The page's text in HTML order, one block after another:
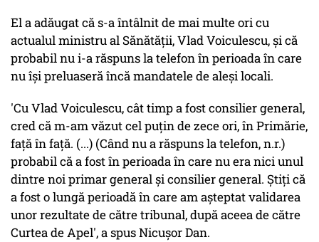
El a adăugat că s-a întâlnit de mai multe ori cu
actualul ministru al Sănătăţii, Vlad Voiculescu, şi că
probabil nu i-a răspuns la telefon în perioada în care
nu îşi preluaseră încă mandatele de aleşi locali.
'Cu Vlad Voiculescu, cât timp a fost consilier general,
cred că m-am văzut cel puţin de zece ori, în Primărie,
faţă în faţă. (...) (Când nu a răspuns la telefon, n.r.)
probabil că a fost în perioada în care nu era nici unul
dintre noi primar general şi consilier general. Ştiţi că
a fost o lungă perioadă în care am aşteptat validarea
unor rezultate de către tribunal, după aceea de către
Curtea de Apel', a spus Nicuşor Dan.